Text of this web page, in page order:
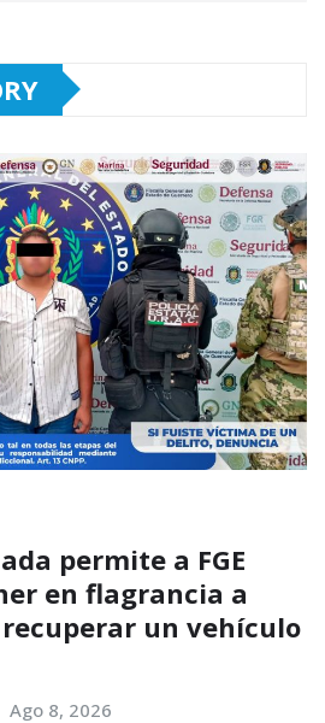
permite a FGE
en flagrancia a
un vehículo
Ago 8, 2026